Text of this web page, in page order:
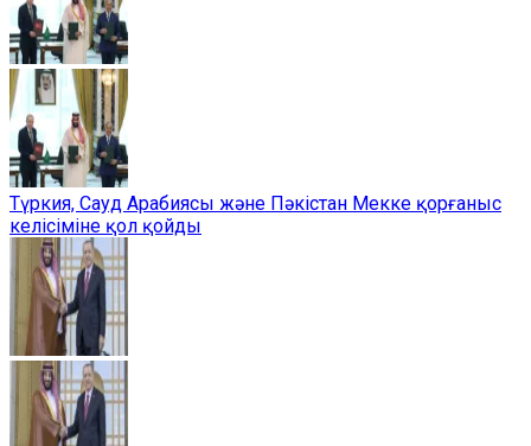
Түркия, Сауд Арабиясы және Пәкістан Мекке қорғаныс
келісіміне қол қойды